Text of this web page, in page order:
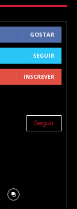
GOSTAR
SEGUIR
INSCREVER
Seguir